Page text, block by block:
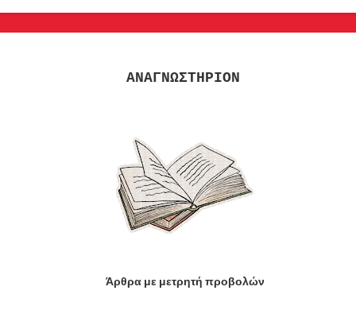
ΑΝΑΓΝΩΣΤΗΡΙΟΝ
Άρθρα με μετρητή προβολών